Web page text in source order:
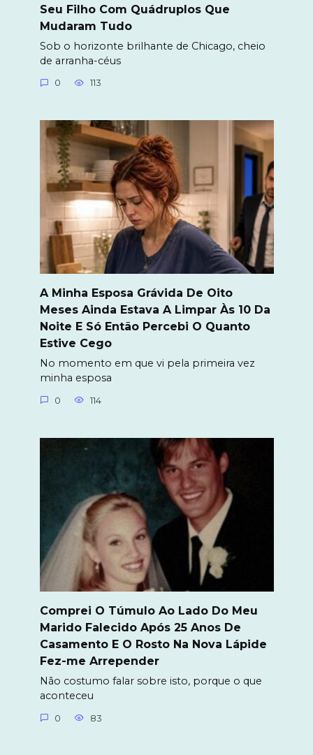
Seu Filho Com Quádruplos Que
Mudaram Tudo
Sob o horizonte brilhante de Chicago, cheio
de arranha-céus
0 113
A Minha Esposa Grávida De Oito
Meses Ainda Estava A Limpar Às 10 Da
Noite E Só Então Percebi O Quanto
Estive Cego
No momento em que vi pela primeira vez
minha esposa
0 114
Comprei O Túmulo Ao Lado Do Meu
Marido Falecido Após 25 Anos De
Casamento E O Rosto Na Nova Lápide
Fez-me Arrepender
Não costumo falar sobre isto, porque o que
aconteceu
0 83